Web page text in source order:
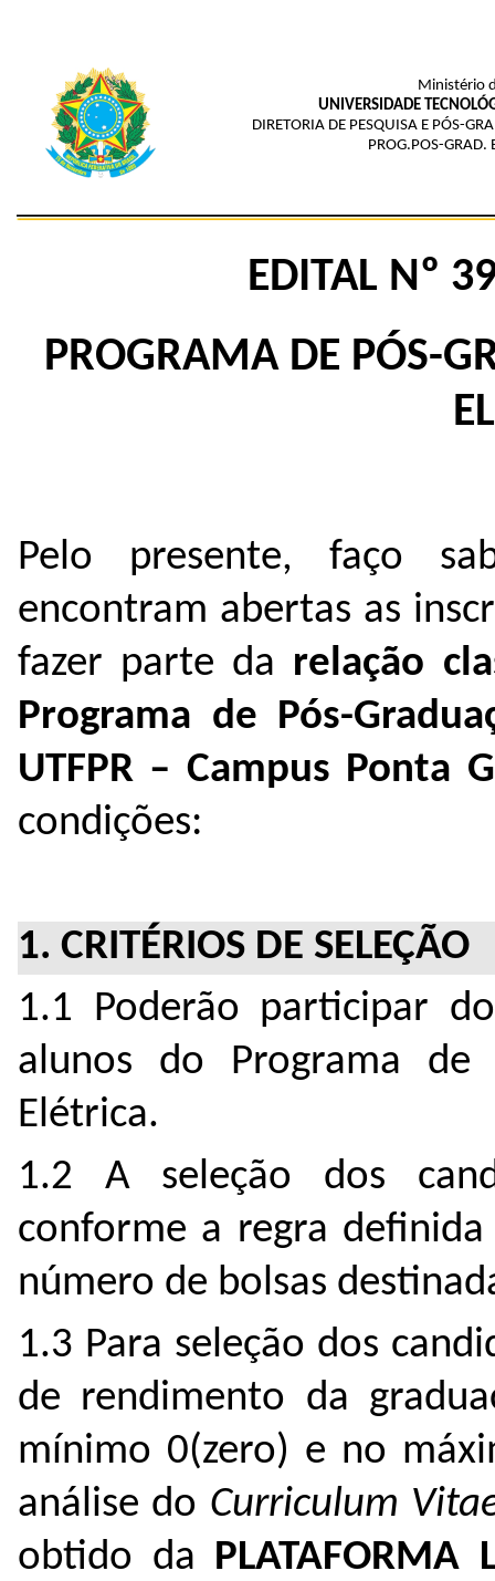
Ministério
UNIVERSIDADE
DIRETORIA DE PESQUISA E PÓS-
PROG.POS-GRAD.
EDITAL Nº
PROGRAMA DE PÓS-
Pelo presente, faço
encontram abertas as
fazer parte da relação
Programa de Pós-
UTFPR – Campus Ponta
condições:
1. CRITÉRIOS DE SELEÇÃO
1.1 Poderão participar
alunos do Programa de
Elétrica.
1.2 A seleção dos
conforme a regra
número de bolsas
1.3 Para seleção dos
de rendimento da
mínimo 0(zero) e no
análise do Curriculum
obtido da PLATAFORMA